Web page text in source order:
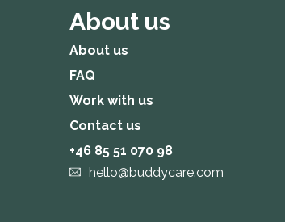
About us
About us
FAQ
Work with us
Contact us
+46 85 51 070 98
hello@buddycare.com